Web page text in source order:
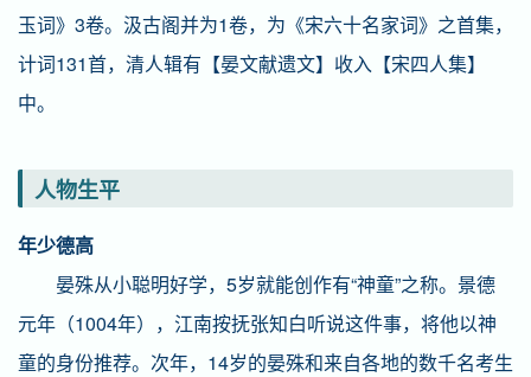
玉词》3卷。汲古阁并为1卷，为《宋六十名家词》之首集，
计词131首，清人辑有【晏文献遗文】收入【宋四人集】
中。
人物生平
年少德高
晏殊从小聪明好学，5岁就能创作有“神童”之称。景德
元年（1004年），江南按抚张知白听说这件事，将他以神
童的身份推荐。次年，14岁的晏殊和来自各地的数千名考生